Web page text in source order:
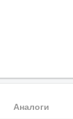
Аналоги